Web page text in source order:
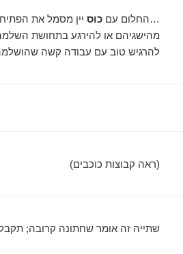
…החלום עםכוס יין מסמל את
מהישגיהם או להירגע בתחושת
להרגיש טוב עם עבודה קשה
(ראה קבוצות כוכבים)
שתייה זה אומר שחתונה קרובה;